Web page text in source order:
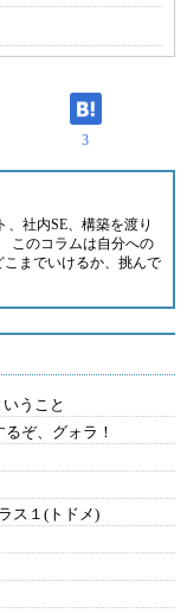
3
社内SE、構築を渡り
このコラムは自分への
までいけるか、挑んで
うこと
ぞ、グォラ！
ス１(トドメ)